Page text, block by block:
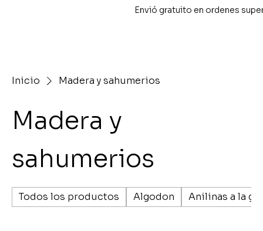
Envió gratuito en ordenes
Inicio Madera y sahumerios
Madera y
sahumerios
Todos los productos Algodon Anilinas a la